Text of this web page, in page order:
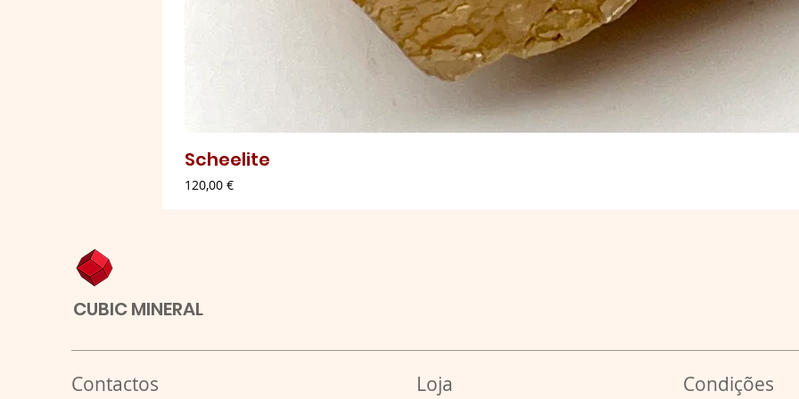
Scheelite
Preço
120,00 €
CUBIC MINERAL
Contactos Loja Condições